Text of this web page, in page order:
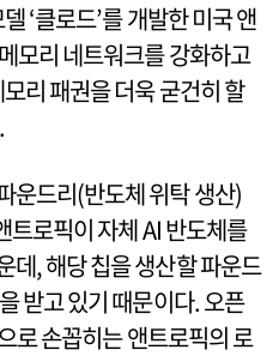
‘클로드’를 개발한 미국 앤
모리 네트워크를 강화하고
리 패권을 더욱 굳건히 할
운드리(반도체 위탁 생산)
트로픽이 자체 AI 반도체를
데, 해당 칩을 생산할 파운드
받고 있기 때문이다. 오픈
로 손꼽히는 앤트로픽의 로